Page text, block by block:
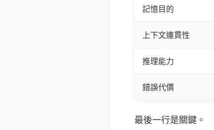
記憶目的
上下文連貫性
推理能力
錯誤代價
最後一行是關鍵。